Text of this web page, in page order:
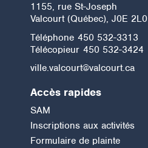
1155, rue St-Joseph
Valcourt (Québec), J0E 2L0
Téléphone 450 532-3313
Télécopieur 450 532-3424
ville.valcourt@valcourt.ca
Accès rapides
SAM
Inscriptions aux activités
Formulaire de plainte